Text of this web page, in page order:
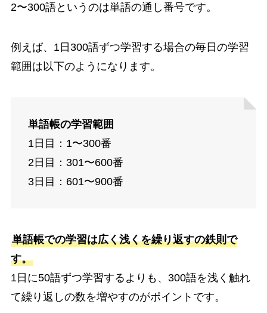
2〜300語というのは単語の通し番号です。
例えば、1日300語ずつ学習する場合の毎日の学習
範囲は以下のようになります。
単語帳の学習範囲
1日目：1〜300番
2日目：301〜600番
3日目：601〜900番
単語帳での学習は広く浅くを繰り返すの鉄則で
す。
1日に50語ずつ学習するよりも、300語を浅く触れ
て繰り返しの数を増やすのがポイントです。